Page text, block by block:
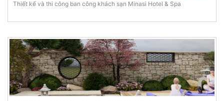
Thiết kế và thi công ban công khách sạn Minasi Hotel & Spa